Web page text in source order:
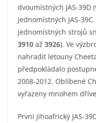
dvoumístných JAS-39D
jednomístných JAS-
jednomístných strojů
3910 až 3926). Ve
nahradit letouny
předpokládalo
2008-2012. Oblíbené
vyřazeny mnohem
První jihoafrický JAS-